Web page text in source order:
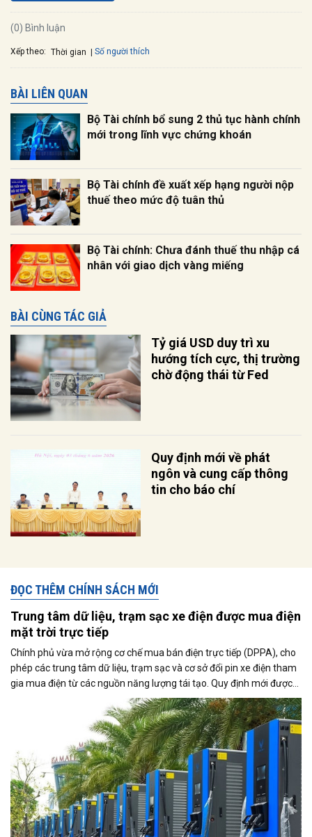
(0) Bình luận
Xếp theo: Thời gian Số người thích
BÀI LIÊN QUAN
Bộ Tài chính bổ sung 2 thủ tục hành chính
mới trong lĩnh vực chứng khoán
Bộ Tài chính đề xuất xếp hạng người nộp
thuế theo mức độ tuân thủ
Bộ Tài chính: Chưa đánh thuế thu nhập cá
nhân với giao dịch vàng miếng
BÀI CÙNG TÁC GIẢ
Tỷ giá USD duy trì xu
hướng tích cực, thị trường
chờ động thái từ Fed
Quy định mới về phát
ngôn và cung cấp thông
tin cho báo chí
ĐỌC THÊM CHÍNH SÁCH MỚI
Trung tâm dữ liệu, trạm sạc xe điện được mua điện
mặt trời trực tiếp
Chính phủ vừa mở rộng cơ chế mua bán điện trực tiếp (DPPA), cho
phép các trung tâm dữ liệu, trạm sạc và cơ sở đổi pin xe điện tham
gia mua điện từ các nguồn năng lượng tái tạo. Quy định mới được
kỳ vọng thúc đẩy sử dụng điện xanh, đáp ứng nhu cầu ngày càng
tăng của nền kinh tế số và quá trình điện hóa giao thông.